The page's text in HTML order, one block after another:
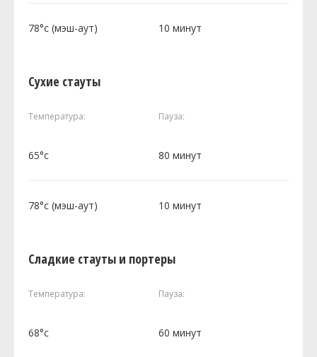
78°c (мэш-аут) 10 минут
Сухие стауты
Температура: Пауза:
65°c 80 минут
78°c (мэш-аут) 10 минут
Сладкие стауты и портеры
Температура: Пауза:
68°c 60 минут